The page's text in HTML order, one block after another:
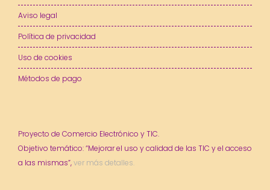
Aviso legal
Política de privacidad
Uso de cookies
Métodos de pago
Proyecto de Comercio Electrónico y TIC.
Objetivo temático: “Mejorar el uso y calidad de las TIC y el acceso
a las mismas”,ver más detalles.